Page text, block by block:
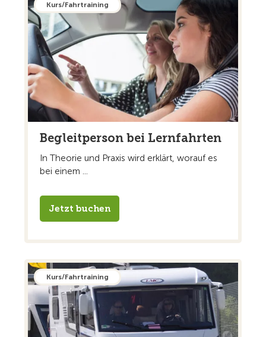
Kurs/Fahrtraining
Begleitperson bei Lernfahrten
In Theorie und Praxis wird erklärt, worauf es
bei einem ...
Jetzt buchen
Kurs/Fahrtraining